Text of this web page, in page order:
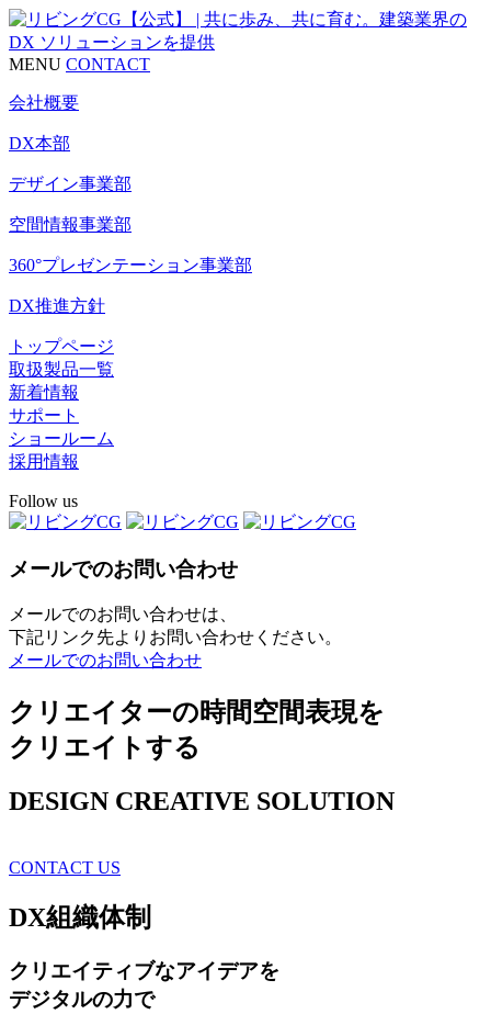
MENU CONTACT
会社概要
DX本部
デザイン事業部
空間情報事業部
360°プレゼンテーション事業部
DX推進方針
トップページ
取扱製品一覧
新着情報
サポート
ショールーム
採用情報
Follow us
メールでのお問い合わせ
メールでのお問い合わせは、
下記リンク先よりお問い合わせください。
メールでのお問い合わせ
クリエイターの時間空間表現を
クリエイトする
DESIGN CREATIVE SOLUTION
CONTACT US
DX組織体制
クリエイティブなアイデアを
デジタルの力で